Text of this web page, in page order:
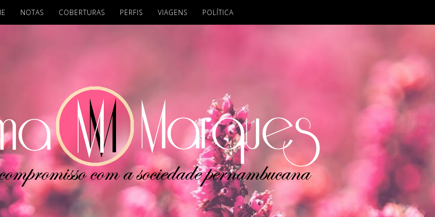
NOTAS COBERTURAS PERFIS VIAGENS POLÍTICA